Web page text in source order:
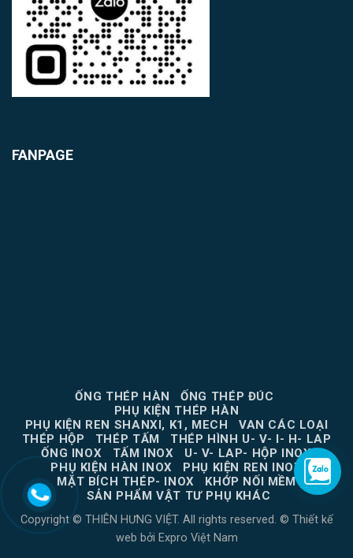
FANPAGE
ỐNG THÉP HÀN
ỐNG THÉP ĐÚC
PHỤ KIỆN THÉP HÀN
PHỤ KIỆN REN SHANXI, K1, MECH
VAN CÁC LOẠI
THÉP HỘP
THÉP TẤM
THÉP HÌNH U- V- I- H- LAP
ỐNG INOX
TẤM INOX
U- V- LAP- HỘP INOX
PHỤ KIỆN HÀN INOX
PHỤ KIỆN REN INOX
MẶT BÍCH THÉP- INOX
KHỚP NỐI MỀM
SẢN PHẨM VẬT TƯ PHỤ KHÁC
Copyright © THIÊN HƯNG VIỆT. All rights reserved. © Thiết kế
web bởi Expro Việt Nam